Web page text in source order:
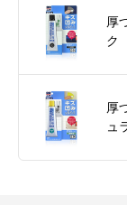
厚
ク
厚
ュ